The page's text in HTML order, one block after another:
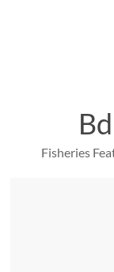
Fisheries